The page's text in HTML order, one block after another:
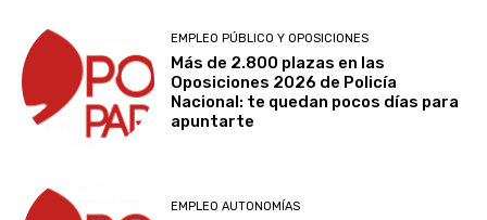
EMPLEO PÚBLICO Y OPOSICIONES
Más de 2.800 plazas en las
Oposiciones 2026 de Policía
Nacional: te quedan pocos días para
apuntarte
EMPLEO AUTONOMÍAS